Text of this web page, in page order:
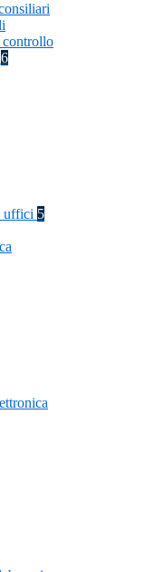
6
uffici 5